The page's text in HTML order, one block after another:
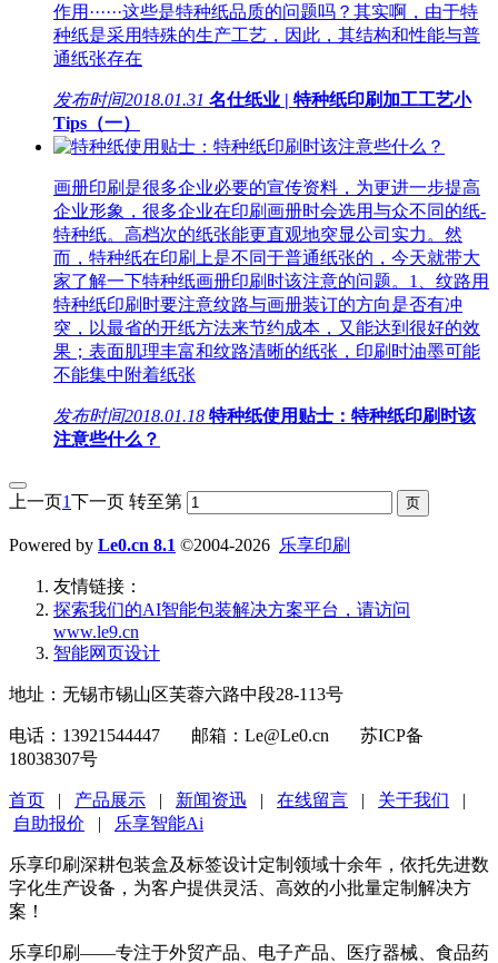
作用······这些是特种纸品质的问题吗？其实啊，由于特
种纸是采用特殊的生产工艺，因此，其结构和性能与普
通纸张存在
发布时间2018.01.31 名仕纸业 | 特种纸印刷加工工艺小
Tips（一）
画册印刷是很多企业必要的宣传资料，为更进一步提高
企业形象，很多企业在印刷画册时会选用与众不同的纸-
特种纸。高档次的纸张能更直观地突显公司实力。然
而，特种纸在印刷上是不同于普通纸张的，今天就带大
家了解一下特种纸画册印刷时该注意的问题。1、纹路用
特种纸印刷时要注意纹路与画册装订的方向是否有冲
突，以最省的开纸方法来节约成本，又能达到很好的效
果；表面肌理丰富和纹路清晰的纸张，印刷时油墨可能
不能集中附着纸张
发布时间2018.01.18 特种纸使用贴士：特种纸印刷时该
注意些什么？
上一页1下一页 转至第
Powered by Le0.cn 8.1 ©2004-2026 乐享印刷
友情链接：
探索我们的‌AI智能包装解决方案平台‌，请访问
www.le9.cn
智能网页设计
地址：无锡市锡山区芙蓉六路中段28-113号
电话：13921544447 邮箱：Le@Le0.cn 苏ICP备
18038307号
首页 | 产品展示 | 新闻资迅 | 在线留言 | 关于我们 |
自助报价 | 乐享智能Ai
乐享印刷深耕包装盒及标签设计定制领域十余年，依托先进数
字化生产设备，为客户提供灵活、高效的小批量定制解决方
案！
乐享印刷——专注于外贸产品、电子产品、医疗器械、食品药